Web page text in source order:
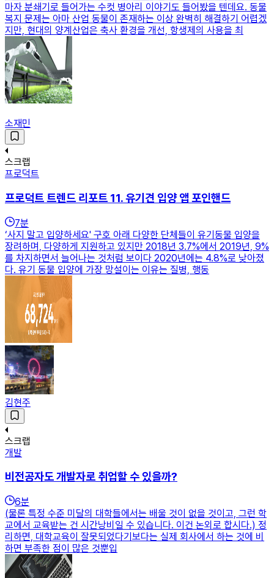
마자 분쇄기로 들어가는 수컷 병아리 이야기도 들어봤을 텐데요. 동물
복지 문제는 아마 산업 동물이 존재하는 이상 완벽히 해결하기 어렵겠
지만, 현대의 양계산업은 축사 환경을 개선, 항생제의 사용을 최
소재민
스크랩
프로덕트
프로덕트 트렌드 리포트 11. 유기견 입양 앱 포인핸드
7분
‘사지 말고 입양하세요' 구호 아래 다양한 단체들이 유기동물 입양을
장려하며, 다양하게 지원하고 있지만 2018년 3.7%에서 2019년, 9%
를 차지하면서 늘어나는 것처럼 보이다 2020년에는 4.8%로 낮아졌
다. 유기 동물 입양에 가장 망설이는 이유는 질병, 행동
김현주
스크랩
개발
비전공자도 개발자로 취업할 수 있을까?
6분
(물론 특정 수준 미달의 대학들에서는 배울 것이 없을 것이고, 그런 학
교에서 교육받는 건 시간낭비일 수 있습니다. 이건 논외로 합시다.) 정
리하면, 대학교육이 잘못되었다기보다는 실제 회사에서 하는 것에 비
하면 부족한 점이 많은 것뿐입